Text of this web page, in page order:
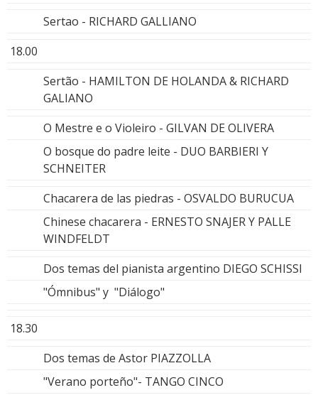
Sertao - RICHARD GALLIANO
18.00
Sertão - HAMILTON DE HOLANDA & RICHARD
GALIANO
O Mestre e o Violeiro - GILVAN DE OLIVERA
O bosque do padre leite - DUO BARBIERI Y
SCHNEITER
Chacarera de las piedras - OSVALDO BURUCUA
Chinese chacarera - ERNESTO SNAJER Y PALLE
WINDFELDT
Dos temas del pianista argentino DIEGO SCHISSI
"Ómnibus" y "Diálogo"
18.30
Dos temas de Astor PIAZZOLLA
"Verano porteño"- TANGO CINCO